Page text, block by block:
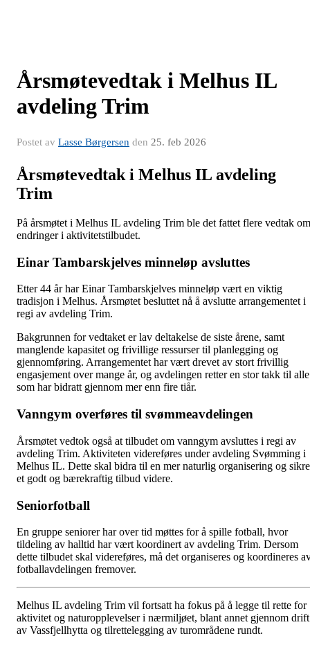
Årsmøtevedtak i Melhus IL
avdeling Trim
Postet av Lasse Børgersen den 25. feb 2026
Årsmøtevedtak i Melhus IL avdeling
Trim
På årsmøtet i Melhus IL avdeling Trim ble det fattet flere vedtak om
endringer i aktivitetstilbudet.
Einar Tambarskjelves minneløp avsluttes
Etter 44 år har Einar Tambarskjelves minneløp vært en viktig
tradisjon i Melhus. Årsmøtet besluttet nå å avslutte arrangementet i
regi av avdeling Trim.
Bakgrunnen for vedtaket er lav deltakelse de siste årene, samt
manglende kapasitet og frivillige ressurser til planlegging og
gjennomføring. Arrangementet har vært drevet av stort frivillig
engasjement over mange år, og avdelingen retter en stor takk til alle
som har bidratt gjennom mer enn fire tiår.
Vanngym overføres til svømmeavdelingen
Årsmøtet vedtok også at tilbudet om vanngym avsluttes i regi av
avdeling Trim. Aktiviteten videreføres under avdeling Svømming i
Melhus IL. Dette skal bidra til en mer naturlig organisering og sikre
et godt og bærekraftig tilbud videre.
Seniorfotball
En gruppe seniorer har over tid møttes for å spille fotball, hvor
tildeling av halltid har vært koordinert av avdeling Trim. Dersom
dette tilbudet skal videreføres, må det organiseres og koordineres
fotballavdelingen fremover.
Melhus IL avdeling Trim vil fortsatt ha fokus på å legge til rette for
aktivitet og naturopplevelser i nærmiljøet, blant annet gjennom drift
av Vassfjellhytta og tilrettelegging av turområdene rundt.